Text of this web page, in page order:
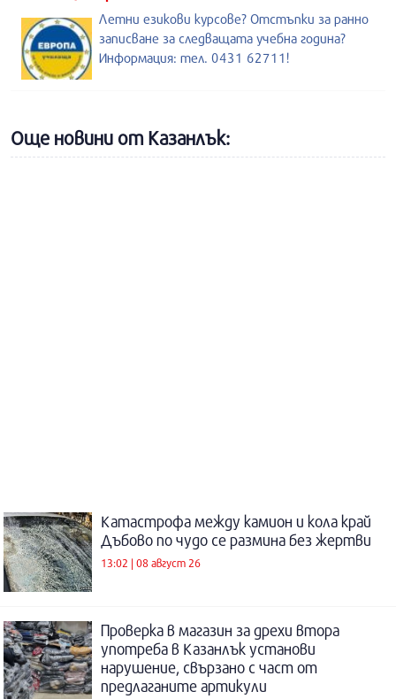
Летни езикови курсове? Отстъпки за ранно
записване за следващата учебна година?
Информация: тел. 0431 62711!
Още новини от Казанлък:
Катастрофа между камион и кола край
Дъбово по чудо се размина без жертви
13:02 | 08 август 26
Проверка в магазин за дрехи втора
употреба в Казанлък установи
нарушение, свързано с част от
предлаганите артикули